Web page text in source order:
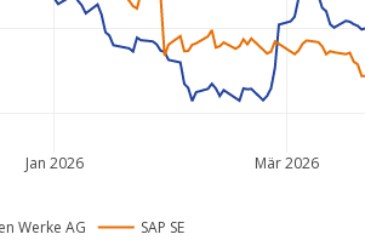
Jan 2026 Mär 2026
Werke AG SAP SE